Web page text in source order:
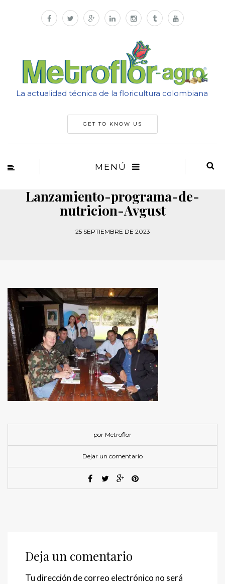
La actualidad técnica de la floricultura colombiana
GET TO KNOW US
MENÚ
Lanzamiento-programa-de-
nutricion-Avgust
25 SEPTIEMBRE DE 2023
por Metroflor
Dejar un comentario
Deja un comentario
Tu dirección de correo electrónico no será